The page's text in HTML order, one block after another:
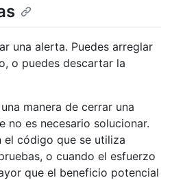
una alerta. Puedes arreglar
o puedes descartar la
manera de cerrar una
no es necesario solucionar.
el código que se utiliza
o cuando el esfuerzo
que el beneficio potencial